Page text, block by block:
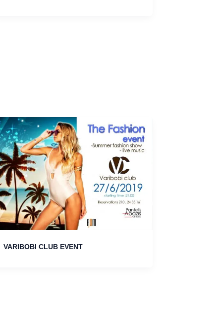
VARIBOBI CLUB EVENT